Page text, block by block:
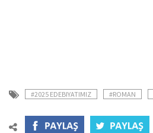
#2025 EDEBIYATIMIZ #ROMAN